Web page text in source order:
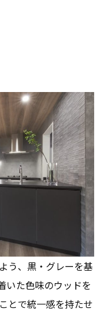
う、黒・グレーを基
いた色味のウッドを
とで統一感を持たせ